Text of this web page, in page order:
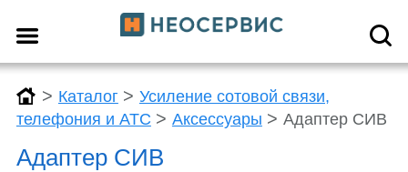
> Каталог > Усиление сотовой связи,
телефония и АТС > Аксессуары > Адаптер СИВ
Адаптер СИВ